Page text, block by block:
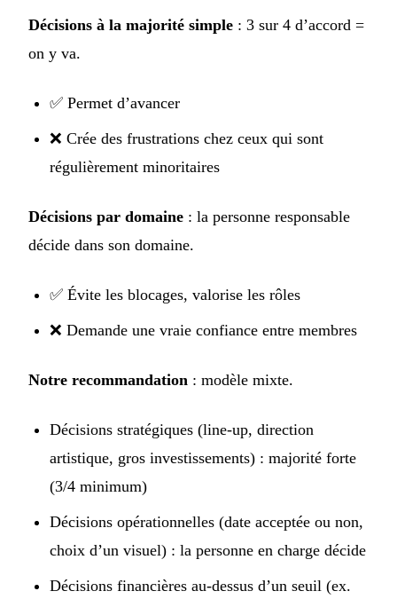
Décisions à la majorité simple : 3 sur 4 d’accord =
on y va.
✅ Permet d’avancer
❌ Crée des frustrations chez ceux qui sont
régulièrement minoritaires
Décisions par domaine : la personne responsable
décide dans son domaine.
✅ Évite les blocages, valorise les rôles
❌ Demande une vraie confiance entre membres
Notre recommandation : modèle mixte.
Décisions stratégiques (line-up, direction
artistique, gros investissements) : majorité forte
(3/4 minimum)
Décisions opérationnelles (date acceptée ou non,
choix d’un visuel) : la personne en charge décide
Décisions financières au-dessus d’un seuil (ex.